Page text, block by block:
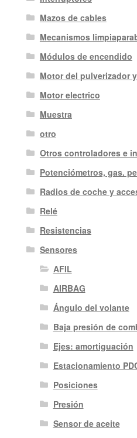
Mazos de cables
Mecanismos
Módulos de encendido
Motor del pulverizador
Motor electrico
Muestra
otro
Otros controladores e
Potenciómetros, gas.
Radios de coche y
Relé
Resistencias
Sensores
AFIL
AIRBAG
Ángulo del volante
Baja presión de
Ejes: amortiguación
Estacionamiento
Posiciones
Presión
Sensor de aceite